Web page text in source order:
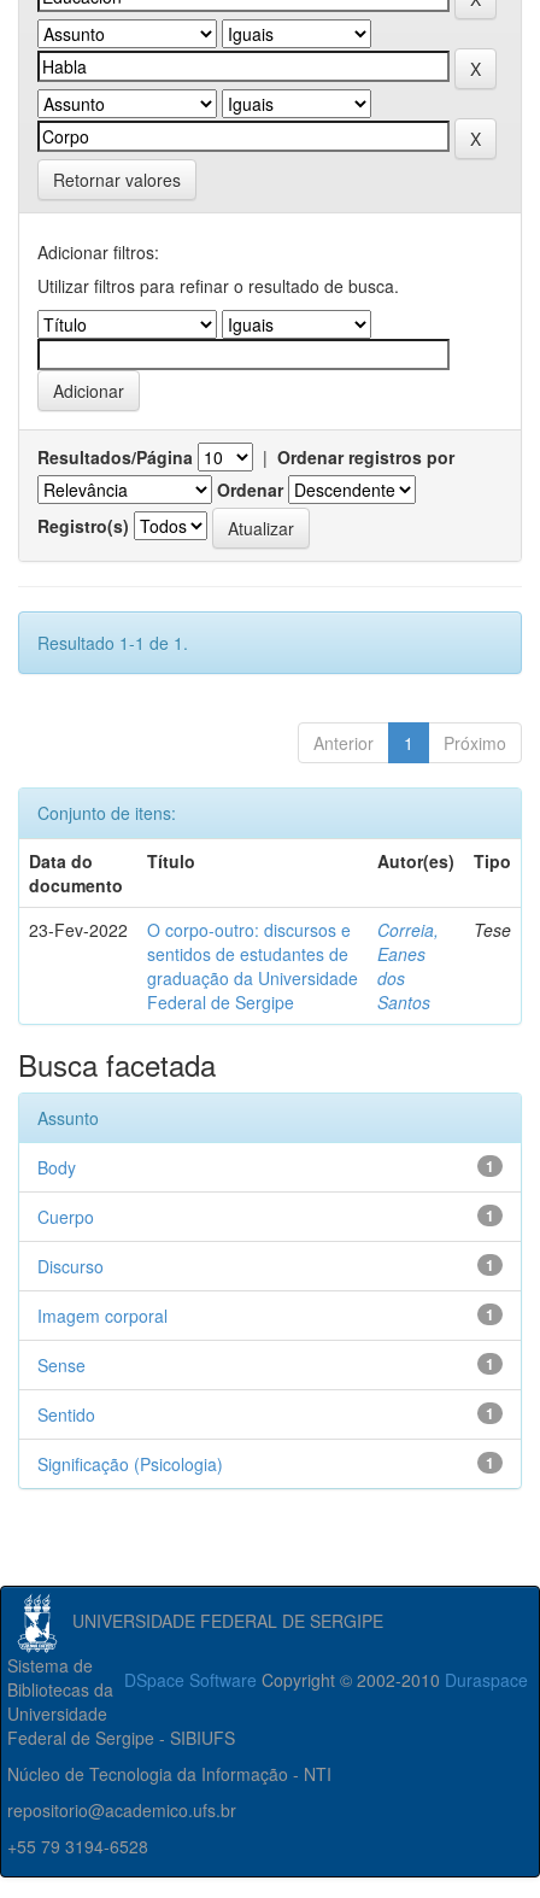
Retornar valores
Adicionar filtros:
Utilizar filtros para refinar o resultado de busca.
Resultados/Página | Ordenar registros por
Ordenar
Registro(s)
Resultado 1-1 de 1.
Anterior 1 Próximo
Conjunto de itens:
Data do
documento
Título Autor(es) Tipo
23-Fev-2022
O corpo-outro: discursos e
sentidos de estudantes de
graduação da Universidade
Federal de Sergipe
Correia,
Eanes
dos
Santos
Tese
Busca facetada
Assunto
1
Body
1
Cuerpo
1
Discurso
1
Imagem corporal
1
Sense
1
Sentido
1
Significação (Psicologia)
UNIVERSIDADE FEDERAL DE SERGIPE
DSpace Software Copyright © 2002-2010 Duraspace
Sistema de
Bibliotecas da
Universidade
Federal de Sergipe - SIBIUFS
Núcleo de Tecnologia da Informação - NTI
repositorio@academico.ufs.br
+55 79 3194-6528